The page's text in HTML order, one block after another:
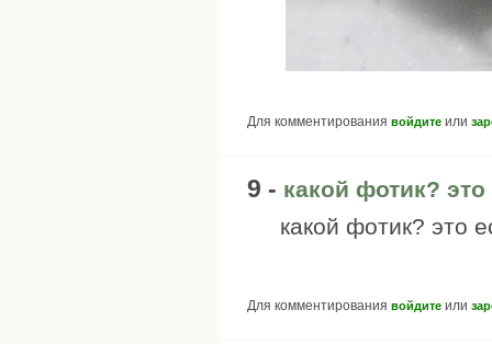
Для комментирования войдите или
9 - какой фотик? это
какой фотик? это
Для комментирования войдите или